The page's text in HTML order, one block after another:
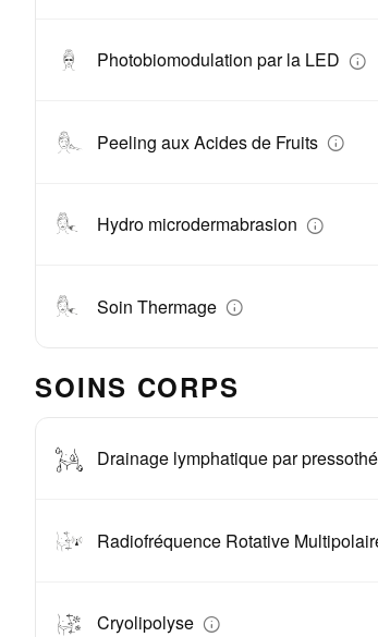
Photobiomodulation par la LED
Peeling aux Acides de Fruits
Hydro microdermabrasion
Soin Thermage
SOINS CORPS
Drainage lymphatique par
Radiofréquence Rotative
Cryolipolyse